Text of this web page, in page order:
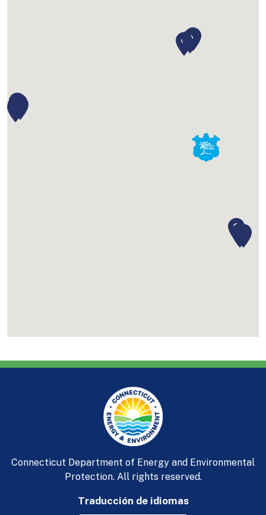
Traducción de idiomas
Connecticut Department of Energy and Environmental
Protection. All rights reserved.